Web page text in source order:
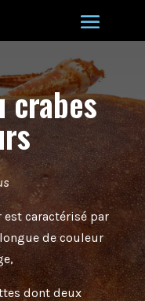
crabes
caractérisé par
de couleur
dont deux